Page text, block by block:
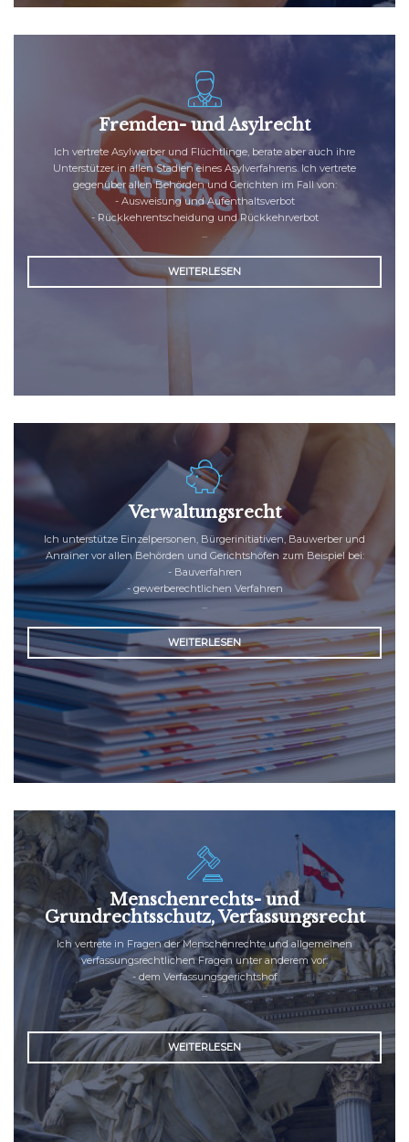
Fremden- und Asylrecht
Ich vertrete Asylwerber und Flüchtlinge, berate aber auch ihre
Unterstützer in allen Stadien eines Asylverfahrens. Ich vertrete
gegenüber allen Behörden und Gerichten im Fall von:
- Ausweisung und Aufenthaltsverbot
- Rückkehrentscheidung und Rückkehrverbot
WEITERLESEN
Verwaltungsrecht
Ich unterstütze Einzelpersonen, Bürgerinitiativen, Bauwerber und
Anrainer vor allen Behörden und Gerichtshöfen zum Beispiel bei:
- Bauverfahren
- gewerberechtlichen Verfahren
...
WEITERLESEN
Menschenrechts- und
Grundrechtsschutz, Verfassungsrecht
Ich vertrete in Fragen der Menschenrechte und allgemeinen
verfassungsrechtlichen Fragen unter anderem vor:
- dem Verfassungsgerichtshof
...
-
WEITERLESEN